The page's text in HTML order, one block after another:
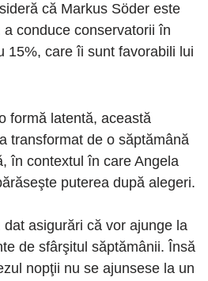
că Markus Söder este
conduce conservatorii în
15%, care îi sunt favorabili lui
formă latentă, această
transformat de o săptămână
în contextul în care Angela
puterea după alegeri.
asigurări că vor ajunge la
de sfârşitul săptămânii. Însă
nopţii nu se ajunsese la un